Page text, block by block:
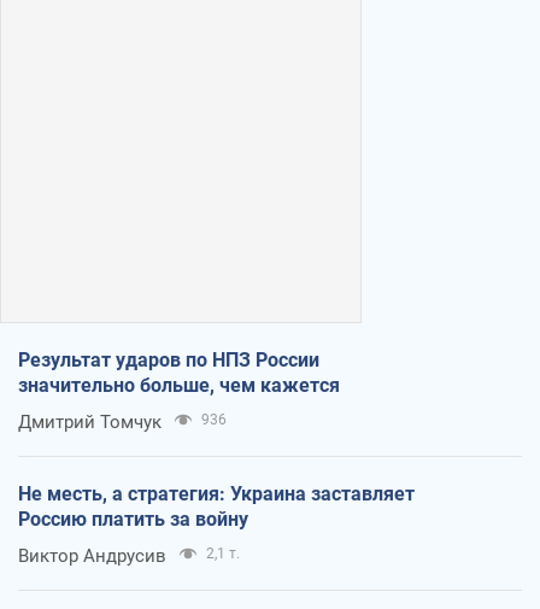
Результат ударов по НПЗ России
значительно больше, чем кажется
Дмитрий Томчук 936
Не месть, а стратегия: Украина заставляет
Россию платить за войну
Виктор Андрусив 2,1 т.